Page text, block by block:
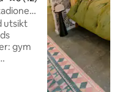
utsikt
gym